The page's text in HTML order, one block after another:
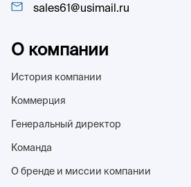
sales61@usimail.ru
О компании
История компании
Коммерция
Генеральный директор
Команда
О бренде и миссии компании